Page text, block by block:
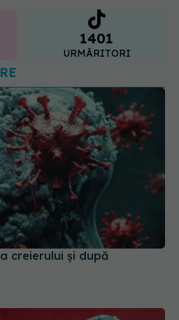
1401
URMĂRITORI
creierului și după